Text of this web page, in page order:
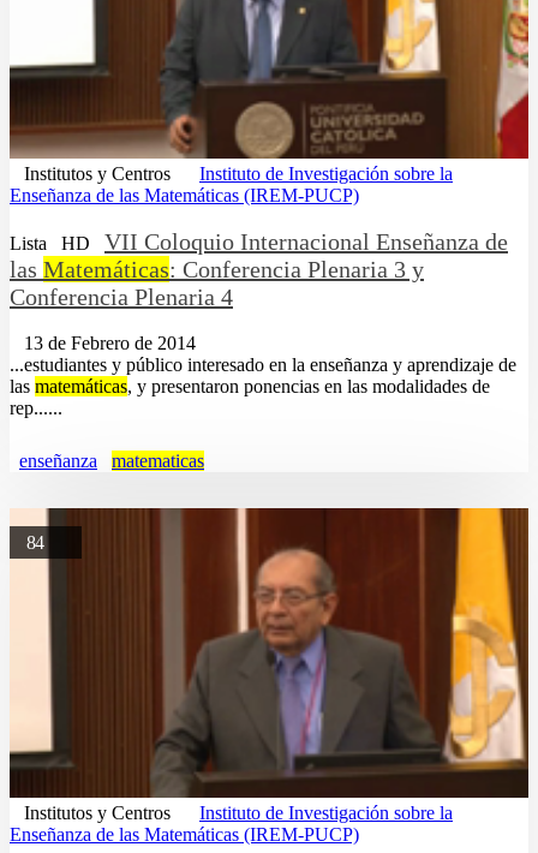
Institutos y Centros
Instituto de Investigación sobre la
Enseñanza de las Matemáticas (IREM-PUCP)
Lista HD
VII Coloquio Internacional Enseñanza de
las Matemáticas: Conferencia Plenaria 3 y
Conferencia Plenaria 4
13 de Febrero de 2014
...estudiantes y público interesado en la enseñanza y aprendizaje de
las matemáticas, y presentaron ponencias en las modalidades de
rep......
enseñanza matematicas
84
Institutos y Centros
Instituto de Investigación sobre la
Enseñanza de las Matemáticas (IREM-PUCP)